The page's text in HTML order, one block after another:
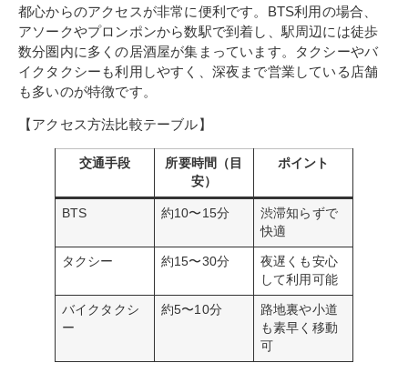
都心からのアクセスが非常に便利です。BTS利用の場合、
アソークやプロンポンから数駅で到着し、駅周辺には徒歩
数分圏内に多くの居酒屋が集まっています。タクシーやバ
イクタクシーも利用しやすく、深夜まで営業している店舗
も多いのが特徴です。
【アクセス方法比較テーブル】
交通手段
所要時間（目
安）
ポイント
BTS 約10〜15分
渋滞知らずで
快適
タクシー 約15〜30分
夜遅くも安心
して利用可能
バイクタクシ
ー
約5〜10分
路地裏や小道
も素早く移動
可